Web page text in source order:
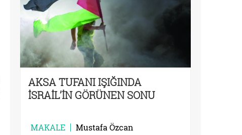
AKSA TUFANI IŞIĞINDA
İSRAİL’İN GÖRÜNEN SONU
MAKALE Mustafa Özcan